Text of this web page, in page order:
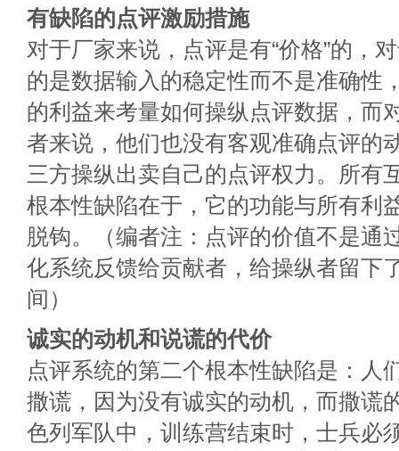
有缺陷的点评激励措施
对于厂家来说，点评是有“价格”的，
的是数据输入的稳定性而不是准确性
的利益来考量如何操纵点评数据，而
者来说，他们也没有客观准确点评的
三方操纵出卖自己的点评权力。所有
根本性缺陷在于，它的功能与所有利
脱钩。（编者注：点评的价值不是通
化系统反馈给贡献者，给操纵者留下
间）
诚实的动机和说谎的代价
点评系统的第二个根本性缺陷是：人
撒谎，因为没有诚实的动机，而撒谎
色列军队中，训练营结束时，士兵必